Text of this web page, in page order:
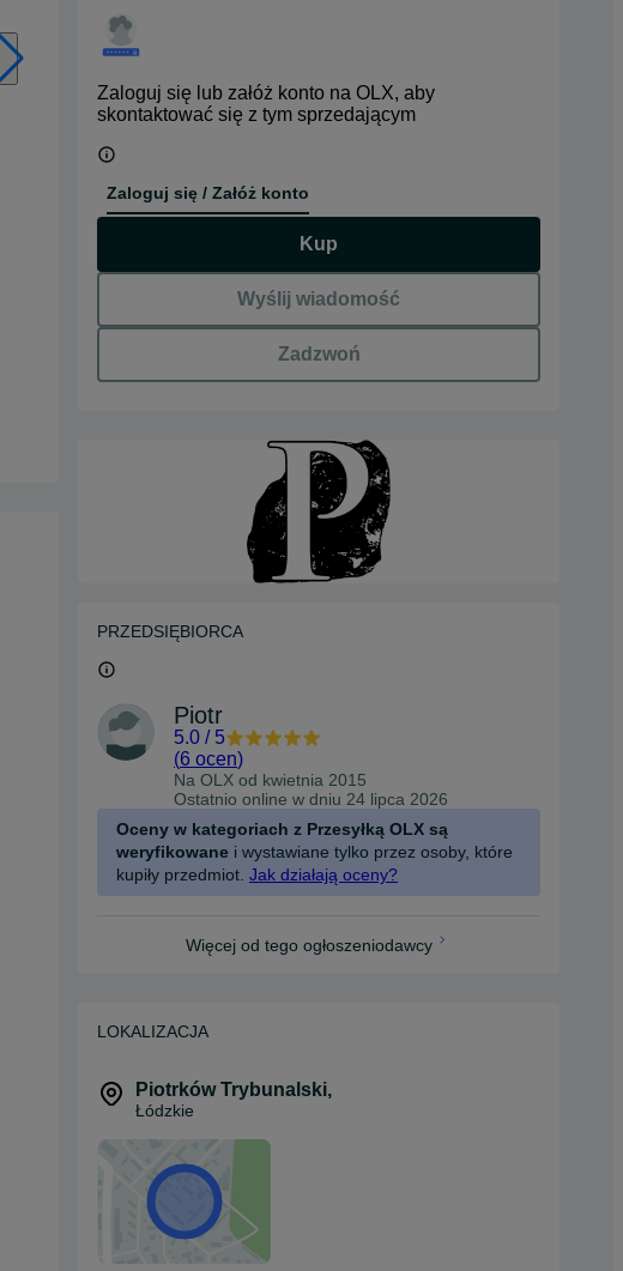
Zaloguj się lub załóż konto na OLX, aby
skontaktować się z tym sprzedającym
Zaloguj się / Załóż konto
Kup
Wyślij wiadomość
Zadzwoń
PRZEDSIĘBIORCA
Piotr
5.0 / 5
(6 ocen)
Na OLX od kwietnia 2015
Ostatnio online w dniu 24 lipca 2026
Oceny w kategoriach z Przesyłką OLX są
weryfikowane i wystawiane tylko przez osoby, które
kupiły przedmiot. Jak działają oceny?
Więcej od tego ogłoszeniodawcy
LOKALIZACJA
Piotrków Trybunalski,
Łódzkie